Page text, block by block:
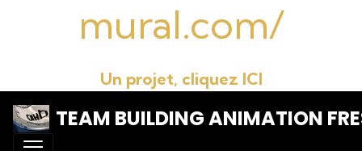
mural.com/
Un projet, cliquez ICI
TEAM BUILDING ANIMATION